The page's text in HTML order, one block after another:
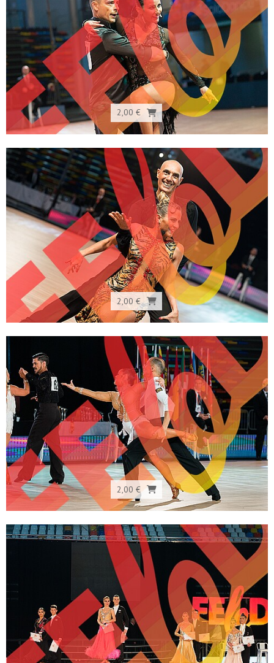
2,00 €
2,00 €
2,00 €